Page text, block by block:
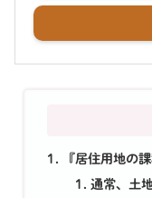
『居住用地の
通常、土